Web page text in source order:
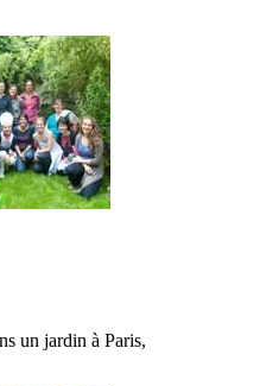
un jardin à Paris,